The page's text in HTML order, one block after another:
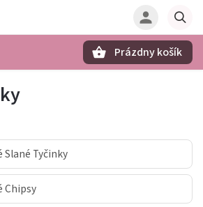
Prázdny košík
Slané Tyčinky
Chipsy